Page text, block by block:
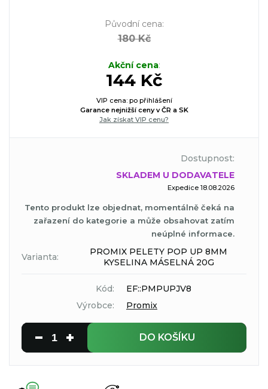
Původní cena:
180 Kč
Akční cena:
144 Kč
VIP cena: po přihlášení
Garance nejnižší ceny v ČR a SK
Jak získat VIP cenu?
Dostupnost:
SKLADEM U DODAVATELE
Expedice 18.08.2026
Tento produkt lze objednat, momentálně čeká na
zařazení do kategorie a může obsahovat zatím
neúplné informace.
Varianta:
PROMIX PELETY POP UP 8MM
KYSELINA MÁSELNÁ 20G
Kód:
EF::PMPUPJV8
Výrobce:
Promix
DO KOŠÍKU